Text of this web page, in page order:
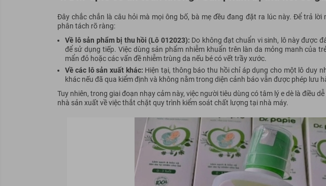
Đây chắc chắn là câu hỏi mà mọi ông bố, bà mẹ đều đang đặt ra lúc này. Để trả
phân tách rõ ràng:
Về lô sản phẩm bị thu hồi (Lô 012023): Do không đạt chuẩn vi sinh, lô này được
để sử dụng tiếp. Việc dùng sản phẩm nhiễm khuẩn trên làn da mỏng manh của
mẩn đỏ hoặc các vấn đề nhiễm trùng da nếu bé có vết trầy xước.
Về các lô sản xuất khác: Hiện tại, thông báo thu hồi chỉ áp dụng cho một lô duy
khác nếu đã qua kiểm định và không nằm trong diện cảnh báo vẫn được phép lưu
Tuy nhiên, trong giai đoạn nhạy cảm này, việc người tiêu dùng có tâm lý e dè là điều
nhà sản xuất về việc thắt chặt quy trình kiểm soát chất lượng tại nhà máy.